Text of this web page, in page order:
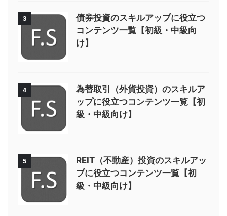
3
債券投資のスキルアップに役立つ
コンテンツ一覧【初級・中級向
け】
4
為替取引（外貨投資）のスキルア
ップに役立つコンテンツ一覧【初
級・中級向け】
5
REIT（不動産）投資のスキルアッ
プに役立つコンテンツ一覧【初
級・中級向け】